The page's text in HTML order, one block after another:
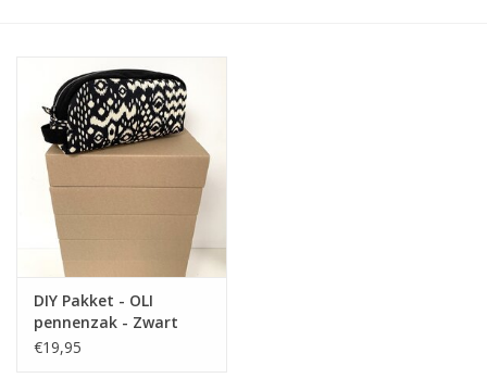
Studio Olive inspireert....
DIY Pakket - OLI
pennenzak - Zwart
€19,95